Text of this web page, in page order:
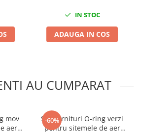
IN STOC
ADAUGA IN COS
AU CUMPARAT
mov
aer
-60%
Set garnituri O-ring verzi
pentru sitemele de aer